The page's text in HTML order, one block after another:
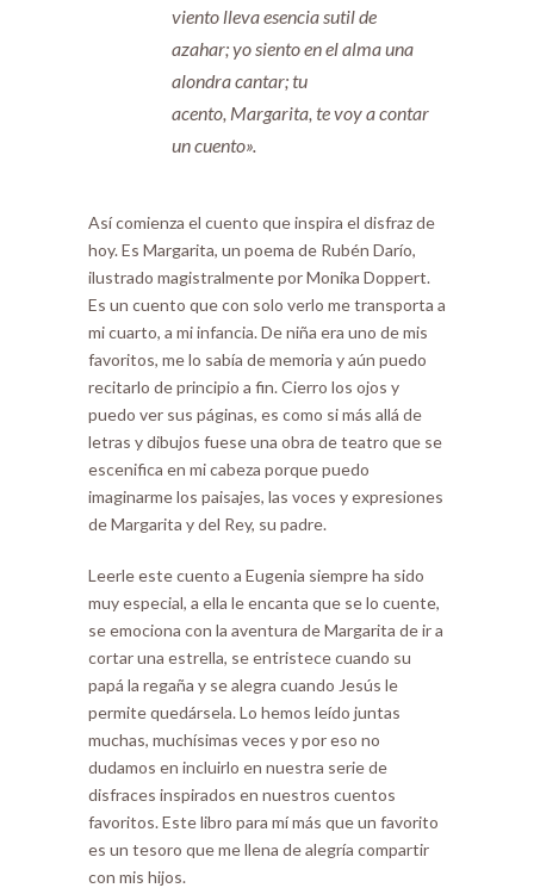
viento lleva esencia sutil de
azahar; yo siento en el alma una
alondra cantar; tu
acento, Margarita, te voy a contar
un cuento».
Así comienza el cuento que inspira el disfraz de
hoy. Es Margarita, un poema de Rubén Darío,
ilustrado magistralmente por Monika Doppert.
Es un cuento que con solo verlo me transporta a
mi cuarto, a mi infancia. De niña era uno de mis
favoritos, me lo sabía de memoria y aún puedo
recitarlo de principio a fin. Cierro los ojos y
puedo ver sus páginas, es como si más allá de
letras y dibujos fuese una obra de teatro que se
escenifica en mi cabeza porque puedo
imaginarme los paisajes, las voces y expresiones
de Margarita y del Rey, su padre.
Leerle este cuento a Eugenia siempre ha sido
muy especial, a ella le encanta que se lo cuente,
se emociona con la aventura de Margarita de ir a
cortar una estrella, se entristece cuando su
papá la regaña y se alegra cuando Jesús le
permite quedársela. Lo hemos leído juntas
muchas, muchísimas veces y por eso no
dudamos en incluirlo en nuestra serie de
disfraces inspirados en nuestros cuentos
favoritos. Este libro para mí más que un favorito
es un tesoro que me llena de alegría compartir
con mis hijos.